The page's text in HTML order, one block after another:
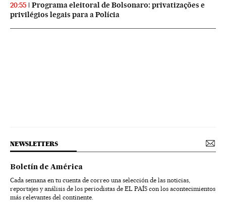
20:55
Programa eleitoral de Bolsonaro: privatizações e
privilégios legais para a Polícia
NEWSLETTERS
Boletín de América
Cada semana en tu cuenta de correo una selección de las noticias,
reportajes y análisis de los periodistas de EL PAÍS con los acontecimientos
más relevantes del continente.